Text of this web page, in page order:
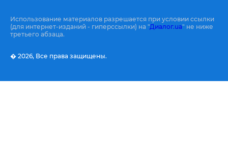
Использование материалов разрешается при условии ссылки
(для интернет-изданий - гиперссылки) на "Диалог.ua" не ниже
третьего абзаца.
� 2026, Все права защищены.